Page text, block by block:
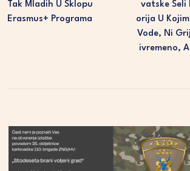
Tak Mladih U Sklopu
Erasmus+ Programa
Vatske Seli
Orija U
Vode, Ni
Ivremeno,